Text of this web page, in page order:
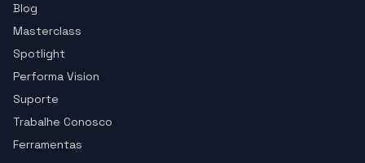
Blog
Masterclass
Spotlight
Performa Vision
Suporte
Trabalhe Conosco
Ferramentas